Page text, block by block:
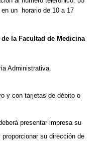
un horario de 10 a 17
de la Facultad de Medicina
Administrativa.
y con tarjetas de débito o
presentar impresa su
su dirección de